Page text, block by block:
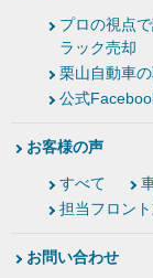
プロの視点
ラック売却
栗山自動車
公式
お客様の声
すべて
担当フロン
お問い合わせ